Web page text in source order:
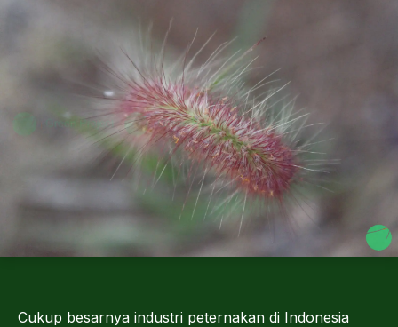
Cukup besarnya industri peternakan di Indonesia